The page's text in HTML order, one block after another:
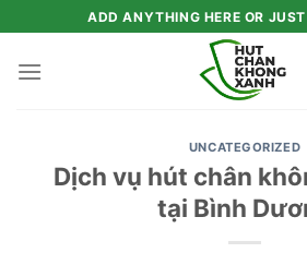
to
content
ADD ANYTHING HERE OR
UNCATEGORIZED
Dịch vụ hút chân
tại Bình